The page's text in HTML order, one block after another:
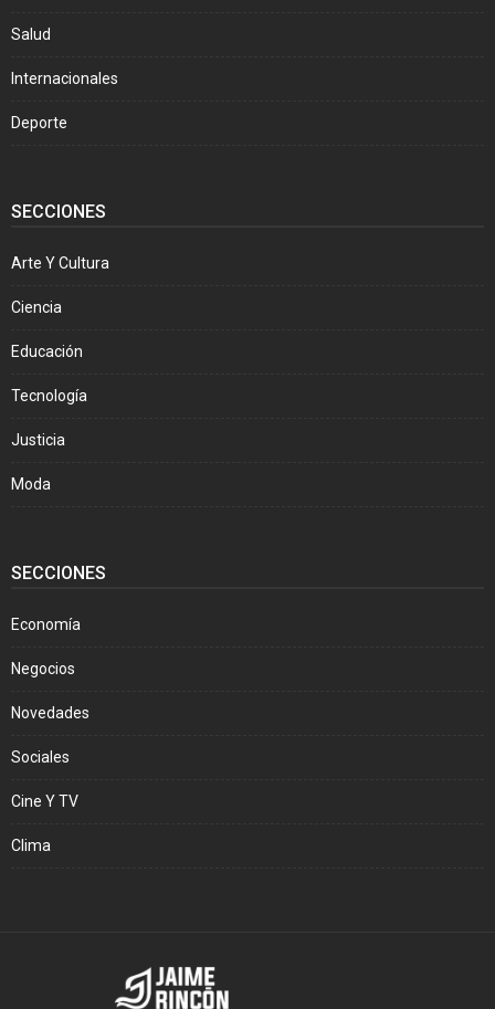
Salud
Internacionales
Deporte
SECCIONES
Arte Y Cultura
Ciencia
Educación
Tecnología
Justicia
Moda
SECCIONES
Economía
Negocios
Novedades
Sociales
Cine Y TV
Clima